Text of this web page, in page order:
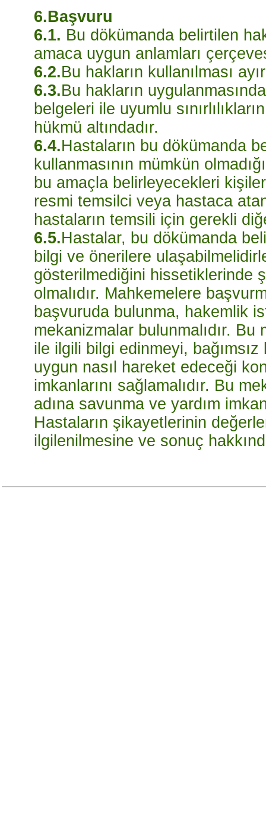
6.Başvuru
6.1. Bu dökümanda belirtilen
amaca uygun anlamları
6.2.Bu hakların kullanılması
6.3.Bu hakların
belgeleri ile uyumlu
hükmü altındadır.
6.4.Hastaların bu dökümanda
kullanmasının mümkün
bu amaçla belirleyecekleri
resmi temsilci veya hastaca
hastaların temsili için gerekli
6.5.Hastalar, bu dökümanda
bilgi ve önerilere
gösterilmediğini hissetiklerinde
olmalıdır. Mahkemelere
başvuruda bulunma, hakemlik
mekanizmalar bulunmalıdır.
ile ilgili bilgi edinmeyi,
uygun nasıl hareket edeceği
imkanlarını sağlamalıdır. Bu
adına savunma ve yardım
Hastaların şikayetlerinin
ilgilenilmesine ve sonuç